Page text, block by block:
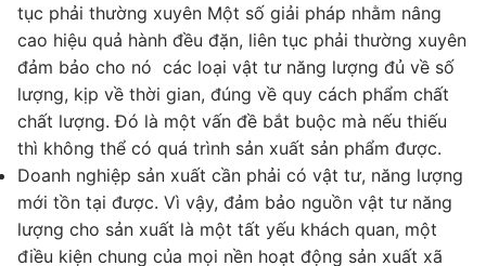
tục phải thường xuyên Một số giải pháp nhằm nâng
cao hiệu quả hành đều đặn, liên tục phải thường xuyên
đảm bảo cho nó các loại vật tư năng lượng đủ về số
lượng, kịp về thời gian, đúng về quy cách phẩm chất
chất lượng. Đó là một vấn đề bắt buộc mà nếu thiếu
thì không thể có quá trình sản xuất sản phẩm được.
Doanh nghiệp sản xuất cần phải có vật tư, năng lượng
mới tồn tại được. Vì vậy, đảm bảo nguồn vật tư năng
lượng cho sản xuất là một tất yếu khách quan, một
điều kiện chung của mọi nền hoạt động sản xuất xã